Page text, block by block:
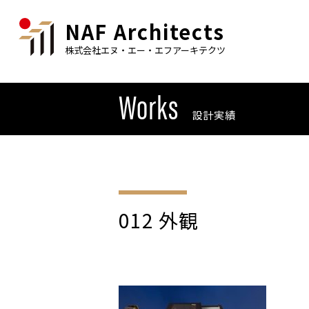
NAF Architects
株式会社エヌ・エー・エフアーキテクツ
Works 設計実績
012 外観